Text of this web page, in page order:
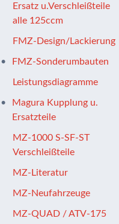
Ersatz u.Verschleißteile
alle 125ccm
FMZ-Design/Lackierung
FMZ-Sonderumbauten
Leistungsdiagramme
Magura Kupplung u.
Ersatzteile
MZ-1000 S-SF-ST
Verschleißteile
MZ-Literatur
MZ-Neufahrzeuge
MZ-QUAD / ATV-175